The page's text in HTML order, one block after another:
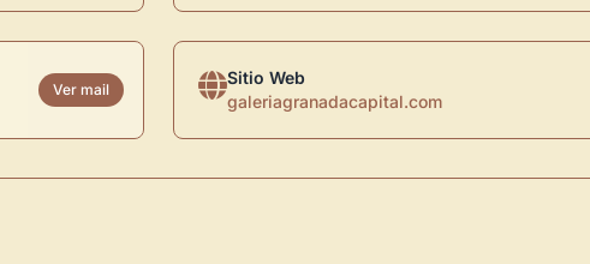
Ver mail
Sitio Web
galeriagranadacapital.com